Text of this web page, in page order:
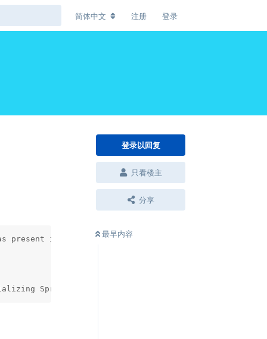
简体中文 注册 登录
登录以回复
只看楼主
分享
最早内容
present in the cookie value or attribute
: UT005071: Undertow request failed
Spring DispatcherServlet 'dispatcherServlet'